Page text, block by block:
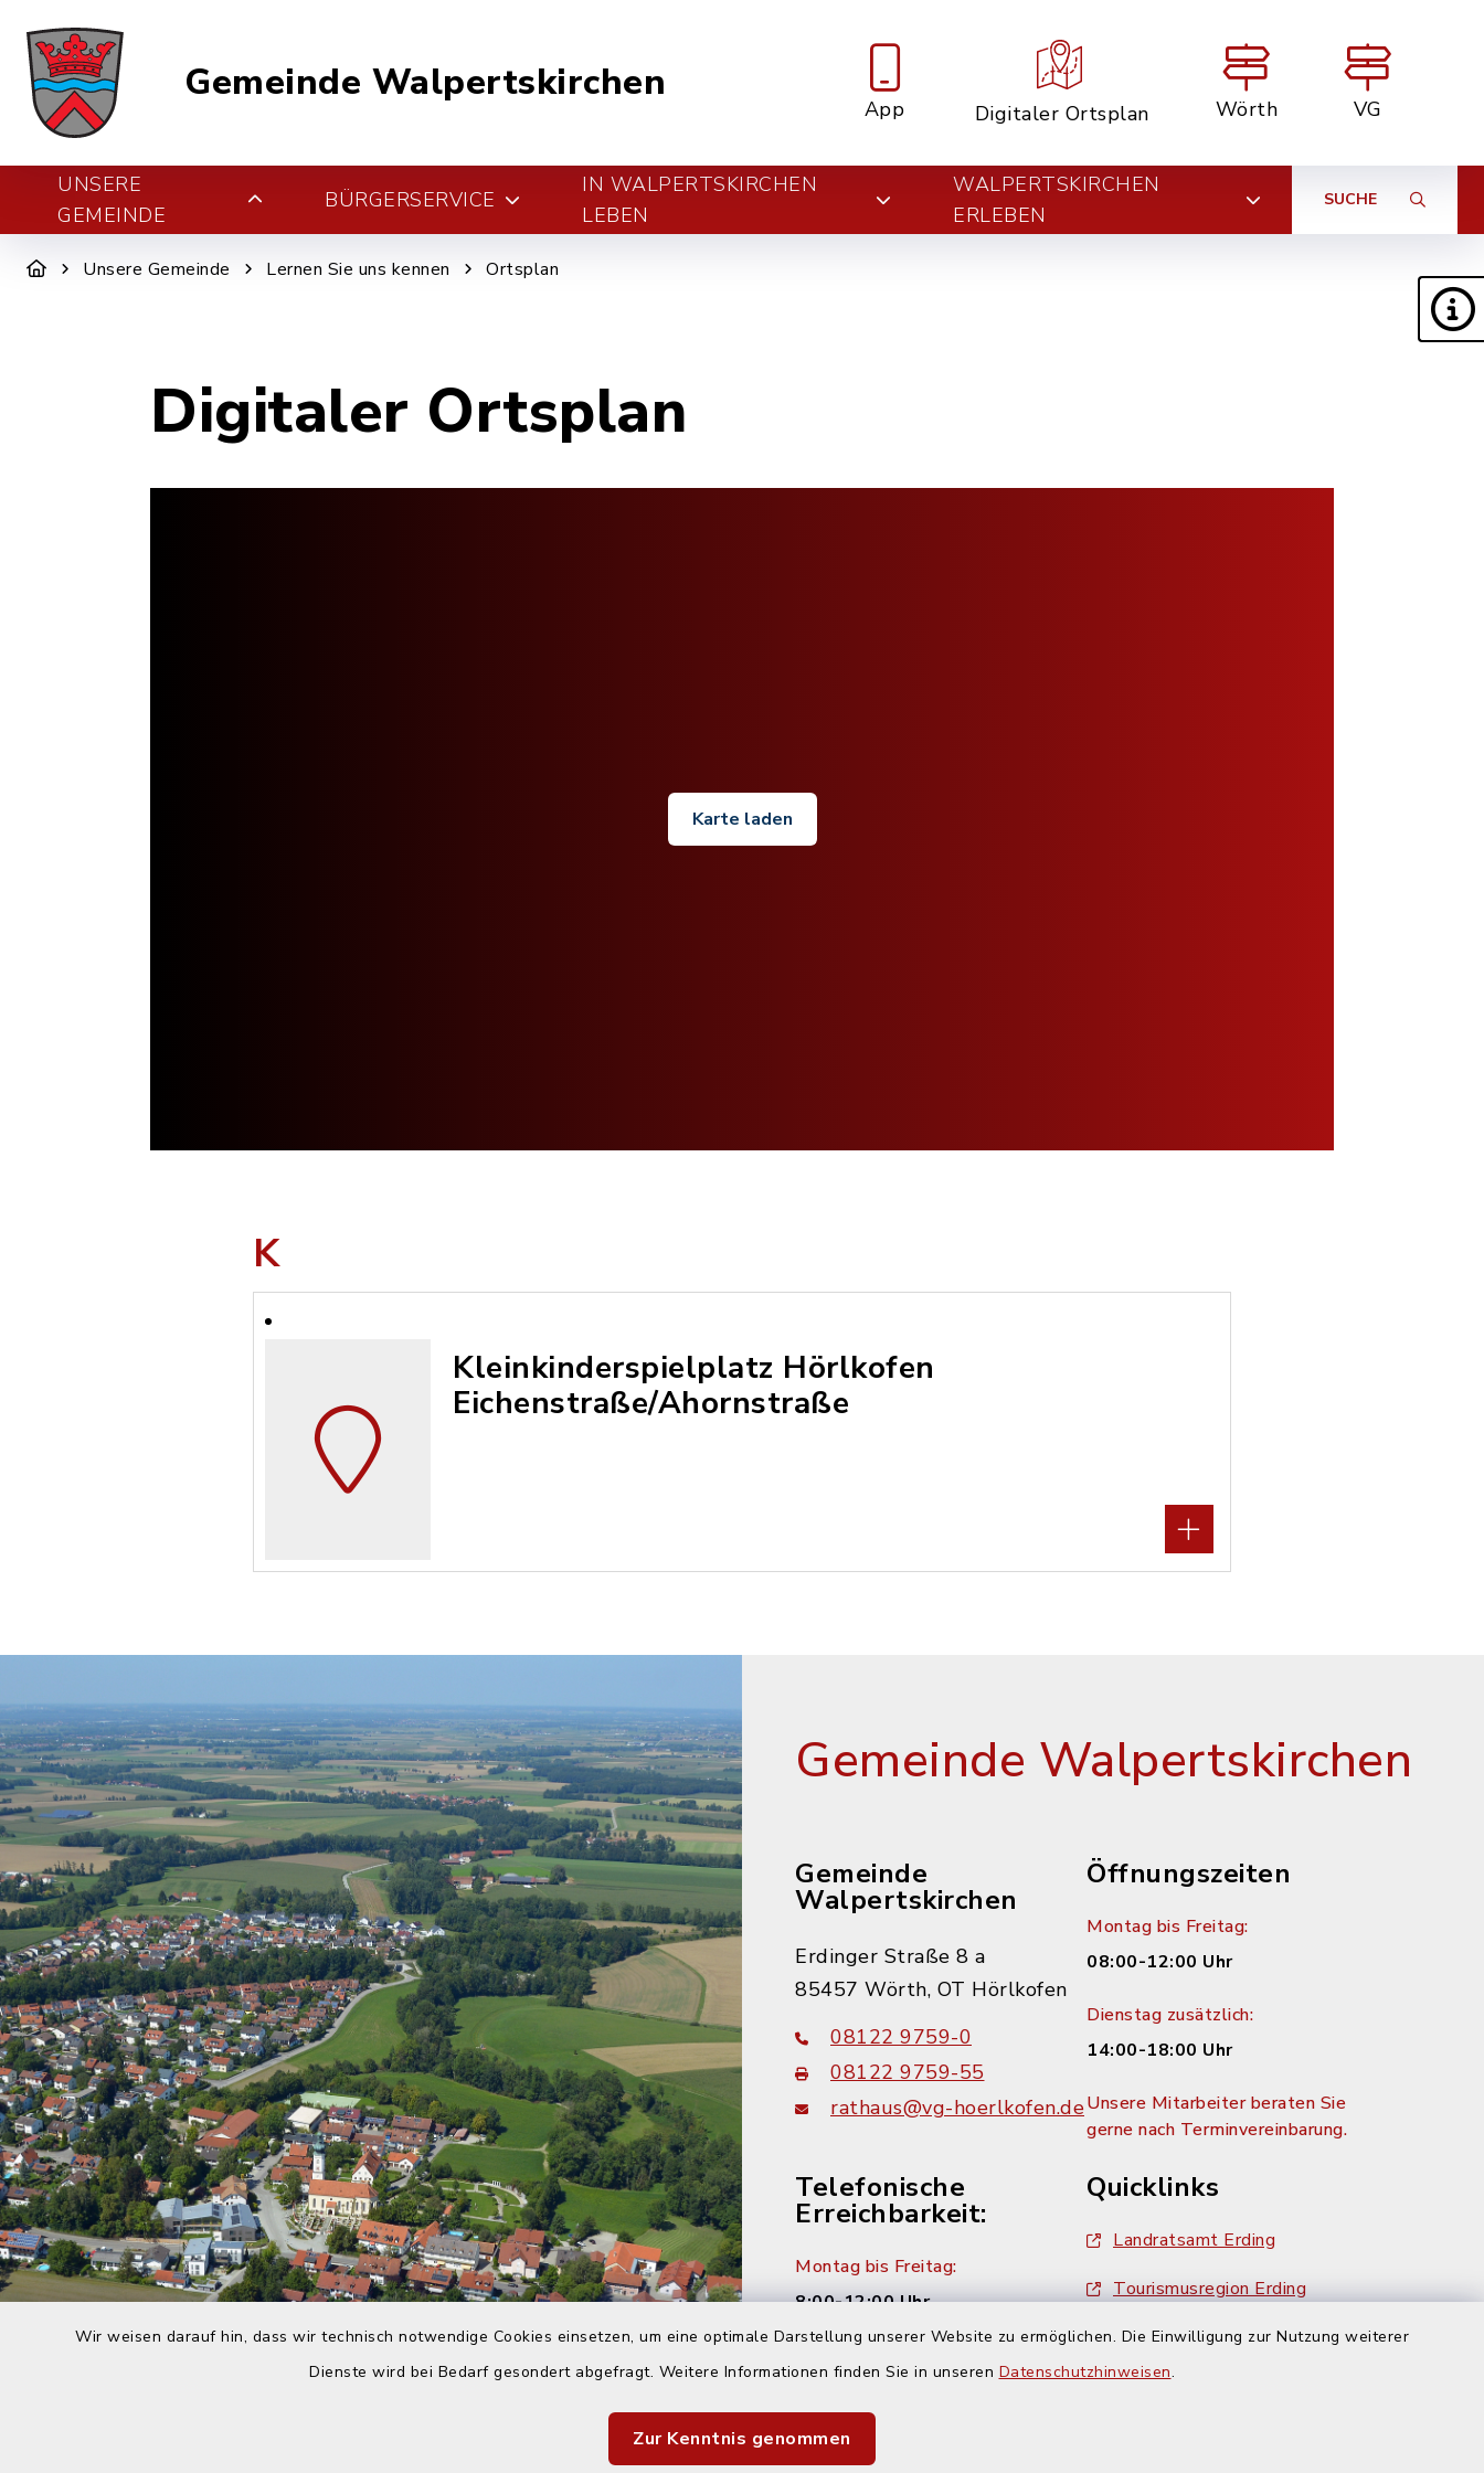
Wir weisen darauf hin, dass wir technisch notwendige Cookies einsetzen, um eine optimale Darstellung unserer Website zu ermöglichen. Die Einwilligung zur Nutzung weiterer
Dienste wird bei Bedarf gesondert abgefragt. Weitere Informationen finden Sie in unseren Datenschutzhinweisen.
Zur Kenntnis genommen
Gemeinde Walpertskirchen
App Digitaler Ortsplan Wörth VG
UNSERE
GEMEINDE
BÜRGERSERVICE
IN WALPERTSKIRCHEN
LEBEN
WALPERTSKIRCHEN
ERLEBEN
SUCHE
Unsere Gemeinde Lernen Sie uns kennen Ortsplan
Digitaler Ortsplan
Karte laden
K
Kleinkinderspielplatz Hörlkofen
Eichenstraße/Ahornstraße
Gemeinde Walpertskirchen
Gemeinde
Walpertskirchen
Erdinger Straße 8 a
85457 Wörth, OT Hörlkofen
08122 9759-0
08122 9759-55
rathaus@vg-hoerlkofen.de
Öffnungszeiten
Montag bis Freitag:
08:00-12:00 Uhr
Dienstag zusätzlich:
14:00-18:00 Uhr
Unsere Mitarbeiter beraten Sie
gerne nach Terminvereinbarung.
Telefonische
Erreichbarkeit:
Montag bis Freitag:
8:00-12:00 Uhr
Dienstag:
Quicklinks
Landratsamt Erding
Tourismusregion Erding
Ausschreibungen